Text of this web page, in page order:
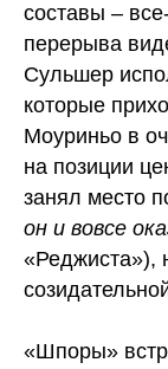
составы –
перерыва
Сульшер
которые
Моуриньо в
на позиции
занял место
он и вовсе
«Реджиста»),
«Шпоры»